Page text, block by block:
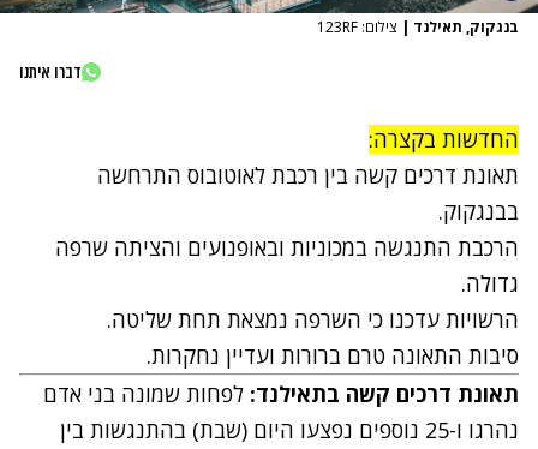
בנגקוק, תאילנד | צילום: 123RF‏
דברו איתנו
החדשות בקצרה:
תאונת דרכים קשה בין רכבת לאוטובוס התרחשה
בבנגקוק.
הרכבת התנגשה במכוניות ובאופנועים והציתה שרפה
גדולה.
הרשויות עדכנו כי השרפה נמצאת תחת שליטה.
סיבות התאונה טרם ברורות ועדיין נחקרות.
תאונת דרכים קשה בתאילנד: לפחות שמונה בני אדם
נהרגו ו-25 נוספים נפצעו היום (שבת) בהתנגשות בין